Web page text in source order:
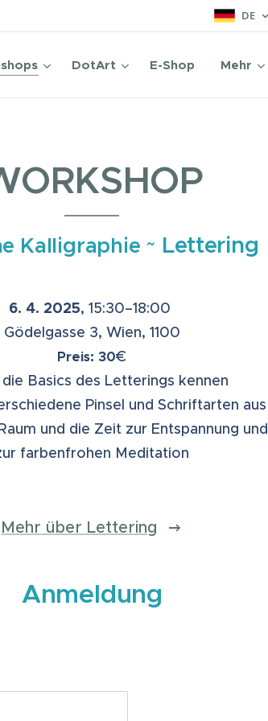
DE
DotArt E-Shop Mehr
Kalligraphie ~ Lettering
6. 4. 2025, 15:30–18:00
Gödelgasse 3, Wien, 1100
Preis: 30€
die Basics des Letterings kennen
Pinsel und Schriftarten aus
und die Zeit zur Entspannung und
farbenfrohen Meditation
Mehr über Lettering
Anmeldung